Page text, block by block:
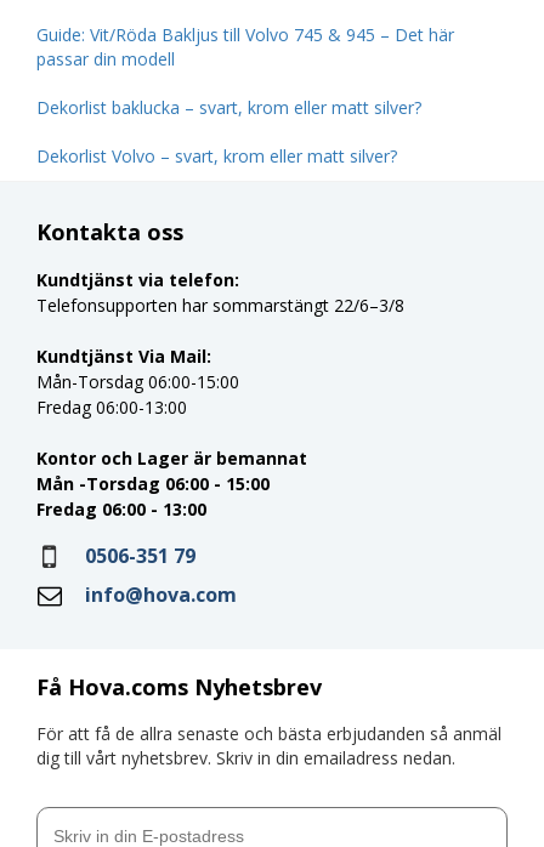
Guide: Vit/Röda Bakljus till Volvo 745 & 945 – Det här
passar din modell
Dekorlist baklucka – svart, krom eller matt silver?
Dekorlist Volvo – svart, krom eller matt silver?
Få Hova.coms Nyhetsbrev
För att få de allra senaste och bästa erbjudanden så anmäl
dig till vårt nyhetsbrev. Skriv in din emailadress nedan.
Kontakta oss
Kundtjänst via telefon:
Telefonsupporten har sommarstängt 22/6–3/8
Kundtjänst Via Mail:
Mån-Torsdag 06:00-15:00
Fredag 06:00-13:00
Kontor och Lager är bemannat
Mån -Torsdag 06:00 - 15:00
Fredag 06:00 - 13:00
0506-351 79
info@hova.com